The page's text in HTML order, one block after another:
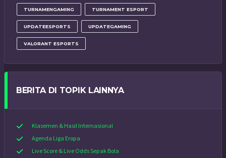
TURNAMENGAMING TURNAMENT ESPORT
UPDATEESPORTS UPDATEGAMING
VALORANT ESPORTS
BERITA DI TOPIK LAINNYA
Klasemen & Hasil Internasional
Agenda Liga Eropa
Live Score & Live Odds Sepak Bola